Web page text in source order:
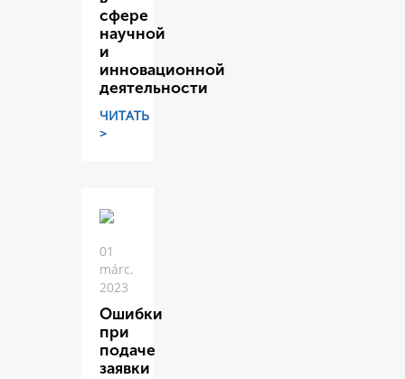
сфере
научной
и
инновационной
деятельности
ЧИТАТЬ
>
01
márc.
2023
Ошибки
при
подаче
заявки